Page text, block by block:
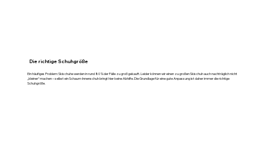
Die richtige Schuhgröße
Ein häufiges Problem: Skischuhe werden in rund 80 % der Fälle zu groß gekauft. Leider können wir einen zu großen Skischuh auch nachträglich nicht
„kleiner“ machen – selbst ein Schaum-Innenschuh bringt hier keine Abhilfe. Die Grundlage für eine gute Anpassung ist daher immer die richtige
Schuhgröße.